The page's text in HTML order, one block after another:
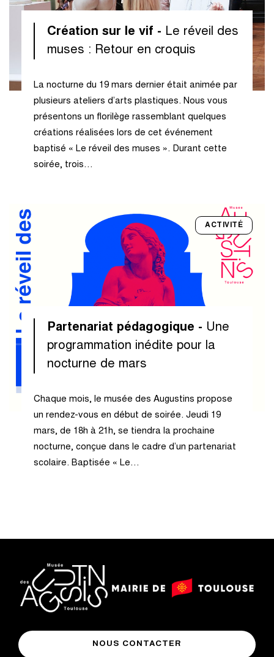
Création sur le vif - Le réveil des
muses : Retour en croquis
La nocturne du 19 mars dernier était animée par
plusieurs ateliers d’arts plastiques. Nous vous
présentons un florilège rassemblant quelques
créations réalisées lors de cet événement
baptisé « Le réveil des muses ». Durant cette
soirée, trois…
ACTIVITÉ
Partenariat pédagogique - Une
programmation inédite pour la
nocturne de mars
Chaque mois, le musée des Augustins propose
un rendez-vous en début de soirée. Jeudi 19
mars, de 18h à 21h, se tiendra la prochaine
nocturne, conçue dans le cadre d’un partenariat
scolaire. Baptisée « Le…
musée
des
de
NOUS CONTACTER